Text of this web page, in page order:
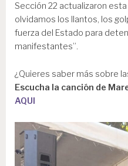
Sección 22 actualizaron esta
olvidamos los llantos, los
fuerza del Estado para
manifestantes”.
¿Quieres saber más sobre
Escucha la canción de
AQUI